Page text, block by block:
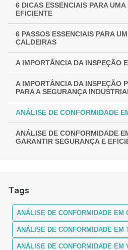
6 DICAS ESSENCIAIS PARA
EFICIENTE
6 PASSOS ESSENCIAIS PARA
CALDEIRAS
A IMPORTÂNCIA DA INSPEÇÃO
A IMPORTÂNCIA DA INSPEÇÃO
PARA A SEGURANÇA
ANÁLISE DE CONFORMIDADE
ANÁLISE DE CONFORMIDADE
GARANTIR SEGURANÇA E
ANÁLISE DE CONFORMIDADE
ANÁLISE DE CONFORMIDADE
IMPORTÂNCIA E OS
Tags
ANÁLISE DE CONFORMIDADE EM
ANÁLISE DE CONFORMIDADE EM
ANÁLISE DE CONFORMIDADE EM